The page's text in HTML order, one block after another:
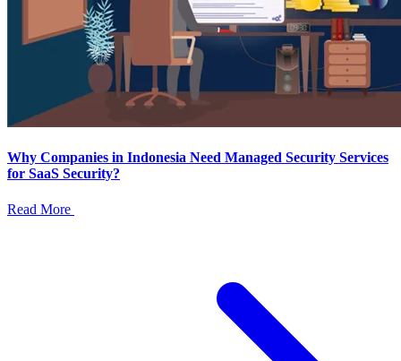
Why Companies in Indonesia Need Managed Security Services
for SaaS Security?
Read More